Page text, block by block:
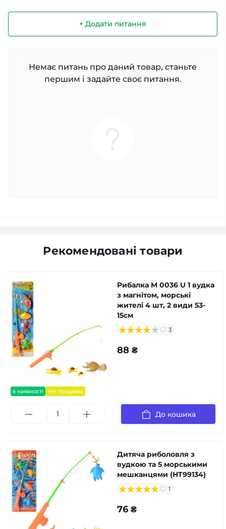
+ Додати питання
Немає питань про даний товар, станьте
першим і задайте своє питання.
Рекомендовані товари
в наявності топ продажів
Рибалка M 0036 U 1 вудка
з магнітом, морські
жителі 4 шт, 2 види 53-
15см
3
88 ₴
До кошика
Дитяча риболовля з
вудкою та 5 морськими
мешканцями (HT99134)
1
76 ₴